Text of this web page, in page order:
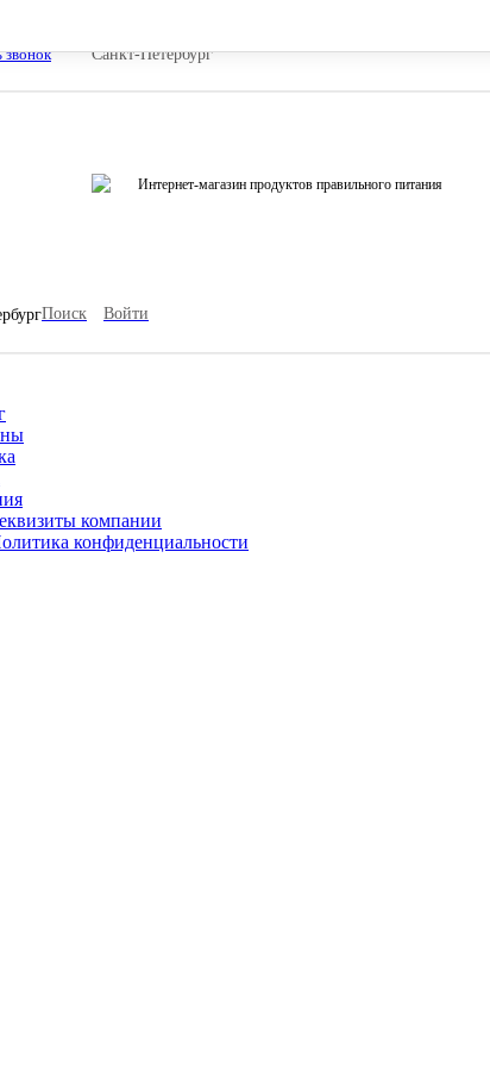
звонок Санкт-Петербург
Интернет-магазин продуктов правильного питания
Поиск Войти
компании
конфиденциальности